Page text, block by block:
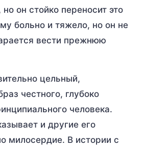
он стойко переносит это
больно и тяжело, но он не
вести прежнюю
цельный,
честного, глубоко
человека.
и другие его
милосердие. В истории с